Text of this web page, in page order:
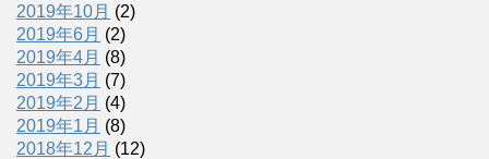
2019年10月 (2)
2019年6月 (2)
2019年4月 (8)
2019年3月 (7)
2019年2月 (4)
2019年1月 (8)
2018年12月 (12)